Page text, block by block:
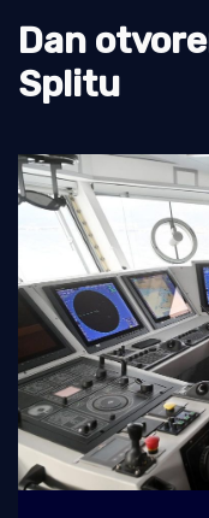
Pomorstvo
Ribolov
Tradicija i kultura
Dan
Splitu